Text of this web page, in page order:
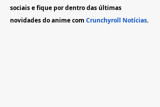
sociais e fique por dentro das últimas
novidades do anime com Crunchyroll Notícias.